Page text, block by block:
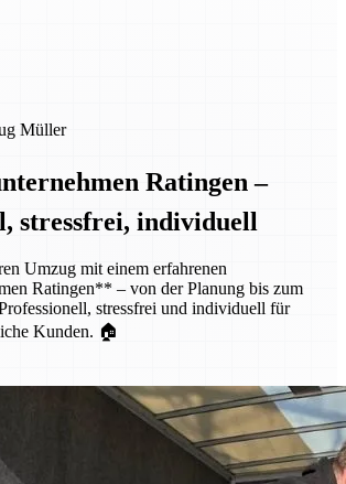
Müller
Ratingen –
stressfrei, individuell
Umzug mit einem erfahrenen
Ratingen** – von der Planung bis zum
stressfrei und individuell für
Kunden. 🏠